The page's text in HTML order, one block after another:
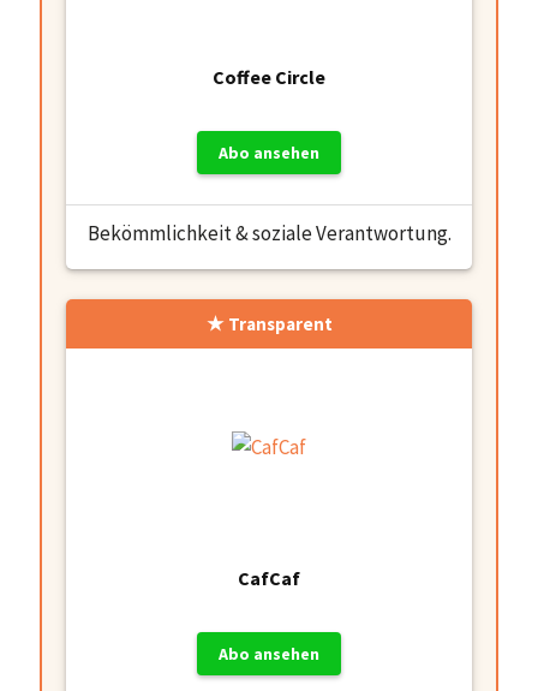
Coffee Circle
Abo ansehen
Bekömmlichkeit & soziale Verantwortung.
Transparent
CafCaf
Abo ansehen